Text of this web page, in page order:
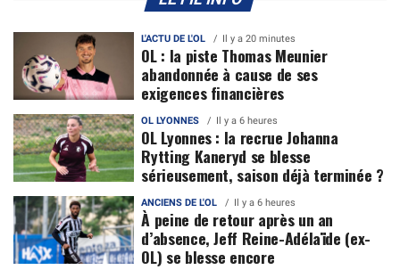
L'ACTU DE L'OL Il y a 20 minutes
OL : la piste Thomas Meunier
abandonnée à cause de ses
exigences financières
OL LYONNES Il y a 6 heures
OL Lyonnes : la recrue Johanna
Rytting Kaneryd se blesse
sérieusement, saison déjà terminée ?
ANCIENS DE L'OL Il y a 6 heures
À peine de retour après un an
d’absence, Jeff Reine-Adélaïde (ex-
OL) se blesse encore